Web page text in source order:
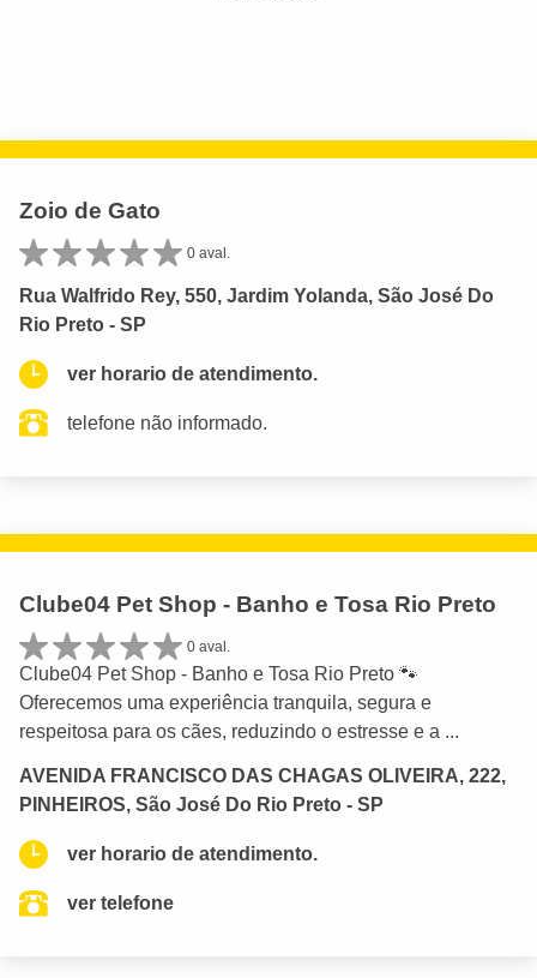
Zoio de Gato
0 aval.
Rua Walfrido Rey, 550, Jardim Yolanda, São José Do
Rio Preto - SP
ver horario de atendimento.
telefone não informado.
Clube04 Pet Shop - Banho e Tosa Rio Preto
0 aval.
Clube04 Pet Shop - Banho e Tosa Rio Preto 🐾
Oferecemos uma experiência tranquila, segura e
respeitosa para os cães, reduzindo o estresse e a ...
AVENIDA FRANCISCO DAS CHAGAS OLIVEIRA, 222,
PINHEIROS, São José Do Rio Preto - SP
ver horario de atendimento.
ver telefone